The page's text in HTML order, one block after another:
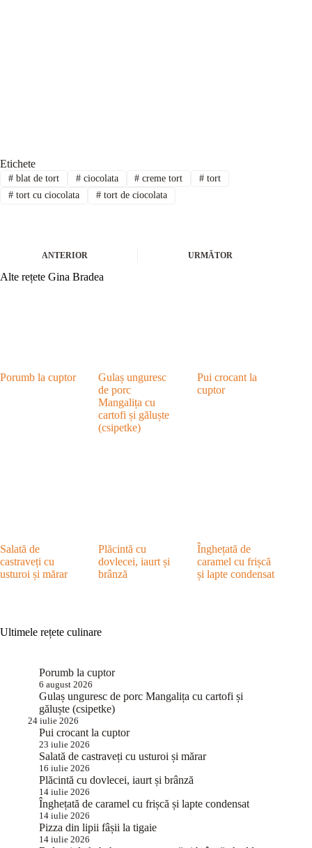
Etichete
#blat de tort #ciocolata # creme tort # tort
#tort cu ciocolata #tort de ciocolata
ANTERIOR URMĂTOR
Alte rețete Gina Bradea
Porumb la cuptor
Gulaș unguresc
de porc
Mangalița cu
cartofi și găluște
(csipetke)
Pui crocant la
cuptor
Salată de
castraveți cu
usturoi și mărar
Plăcintă cu
dovlecei, iaurt și
brânză
Înghețată de
caramel cu frișcă
și lapte condensat
Ultimele rețete culinare
Porumb la cuptor
6 august 2026
Gulaș unguresc de porc Mangalița cu cartofi și
găluște (csipetke)
24 iulie 2026
Pui crocant la cuptor
23 iulie 2026
Salată de castraveți cu usturoi și mărar
16 iulie 2026
Plăcintă cu dovlecei, iaurt și brânză
14 iulie 2026
Înghețată de caramel cu frișcă și lapte condensat
14 iulie 2026
Pizza din lipii fâșii la tigaie
14 iulie 2026